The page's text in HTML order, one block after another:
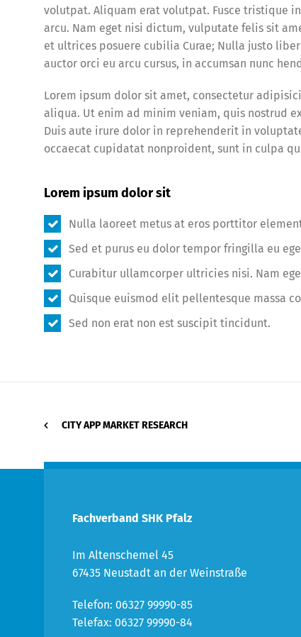
volutpat. Aliquam erat volutpat. Fusce tristique
arcu. Nam eget nisi dictum, vulputate felis sit
et ultrices posuere cubilia Curae; Nulla justo
auctor orci eu arcu cursus, in accumsan nunc
Lorem ipsum dolor sit amet, consectetur
aliqua. Ut enim ad minim veniam, quis nostrud
Duis aute irure dolor in reprehenderit in
occaecat cupidatat nonproident, sunt in culpa
Lorem ipsum dolor sit
Nulla laoreet metus at eros porttitor
Sed et purus eu dolor tempor fringilla eu
Curabitur ullamcorper ultricies nisi. Nam
Quisque euismod elit pellentesque massa
Sed non erat non est suscipit tincidunt.
CITY APP MARKET RESEARCH
Fachverband SHK Pfalz
Im Altenschemel 45
67435 Neustadt an der Weinstraße
Telefon: 06327 99990-85
Telefax: 06327 99990-84